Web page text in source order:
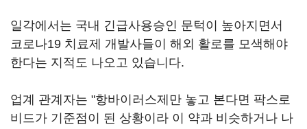
일각에서는 국내 긴급사용승인 문턱이 높아지면서
코로나19 치료제 개발사들이 해외 활로를 모색해야
한다는 지적도 나오고 있습니다.
업계 관계자는 "항바이러스제만 놓고 본다면 팍스로
비드가 기준점이 된 상황이라 이 약과 비슷하거나 나